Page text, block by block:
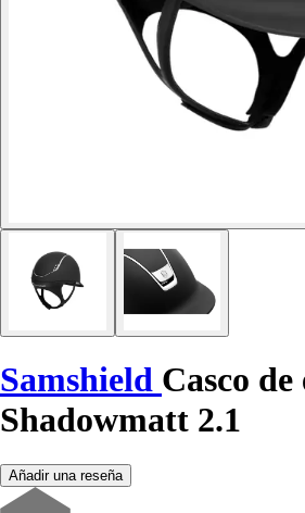
Samshield Casco
Shadowmatt 2.1
Añadir una reseña